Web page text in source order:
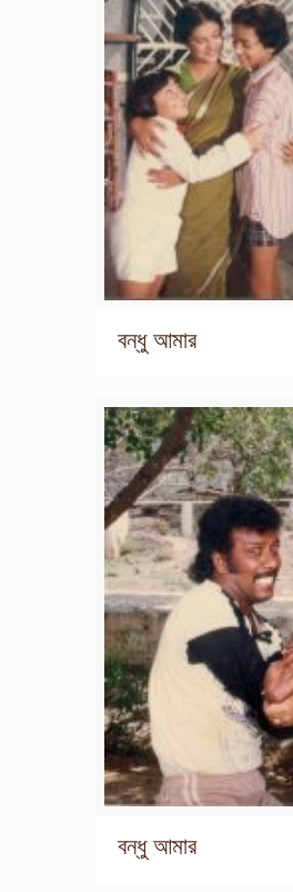
বন্ধু আমার
বন্ধু আমার